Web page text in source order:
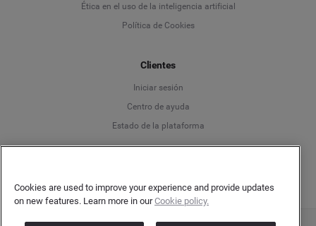
Ética en el uso de la inteligencia artificial
Política de Cookies
Clientes
Iniciar sesión
Centro de ayuda
Estado de la plataforma
Cookies are used to improve your experience and provide updates
on new features. Learn more in ourCookie policy.